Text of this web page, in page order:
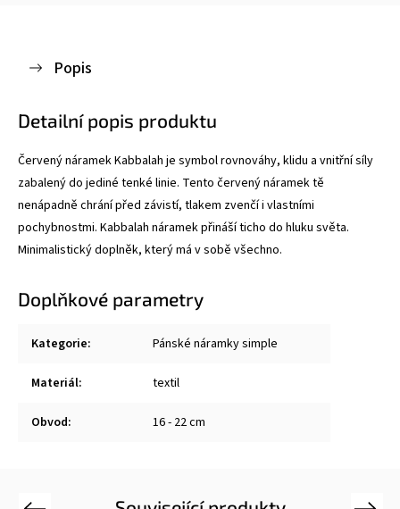
Popis
Detailní popis produktu
Červený náramek Kabbalah je symbol rovnováhy, klidu a vnitřní síly
zabalený do jediné tenké linie. Tento červený náramek tě
nenápadně chrání před závistí, tlakem zvenčí i vlastními
pochybnostmi. Kabbalah náramek přináší ticho do hluku světa.
Minimalistický doplněk, který má v sobě všechno.
Doplňkové parametry
Kategorie: Pánské náramky simple
Materiál: textil
Obvod: 16 - 22 cm